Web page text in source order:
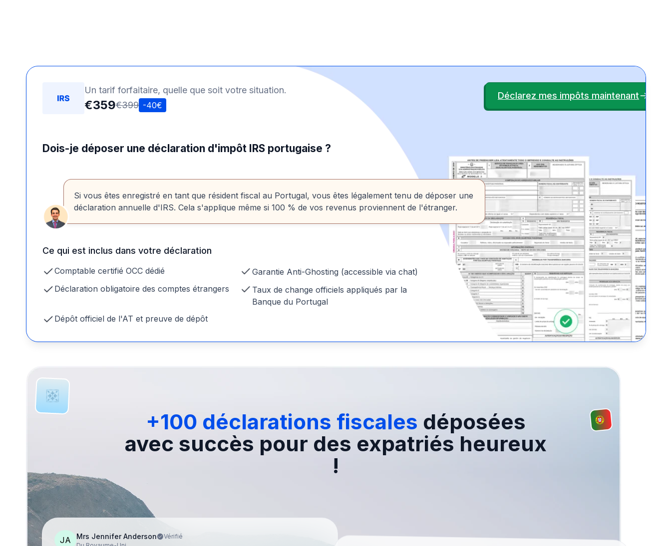
Un tarif forfaitaire, quelle que soit votre situation.
€359€399 -40€
Dois-je déposer une déclaration d'impôt IRS portugaise ?
Si vous êtes enregistré en tant que résident fiscal au Portugal, vous êtes légalement tenu de déposer une
déclaration annuelle d'IRS. Cela s'applique même si 100 % de vos revenus proviennent de l'étranger.
Ce qui est inclus dans votre déclaration
Comptable certifié OCC dédié
Garantie Anti-Ghosting (accessible via chat)
Déclaration obligatoire des comptes étrangers
Taux de change officiels appliqués par la
Banque du Portugal
Dépôt officiel de l'AT et preuve de dépôt
Déclarez mes impôts maintenant
+100 déclarations fiscales déposées
avec succès pour des expatriés heureux
!
JA Mrs Jennifer Anderson
Vérifié